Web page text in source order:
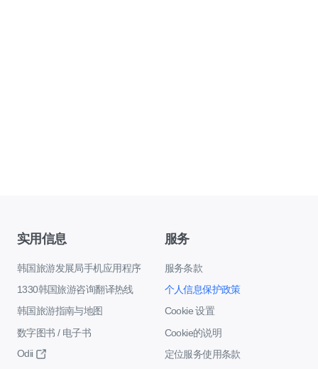
实用信息
韩国旅游发展局手机应用程序
1330韩国旅游咨询翻译热线
韩国旅游指南与地图
数字图书 / 电子书
Odii
服务
服务条款
个人信息保护政策
Cookie 设置
Cookie的说明
定位服务使用条款